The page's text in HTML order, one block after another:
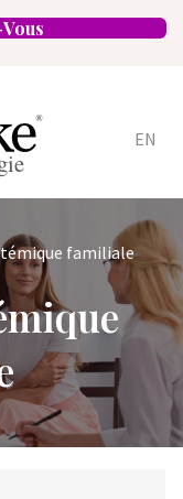
EN
familiale